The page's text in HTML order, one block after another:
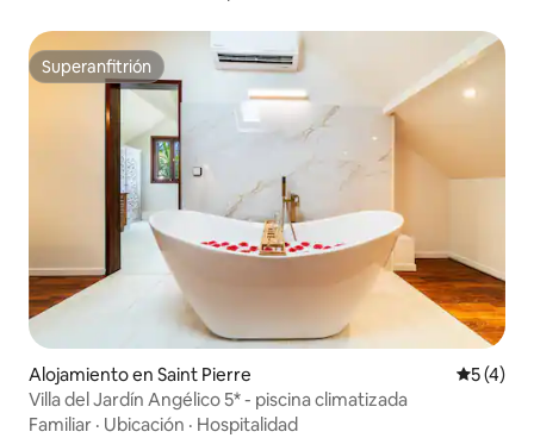
Superanfitrión
Superanfitrión
Alojamiento en Saint Pierre
5 (4)
Villa del Jardín Angélico 5* - piscina climatizada
Familiar · Ubicación · Hospitalidad